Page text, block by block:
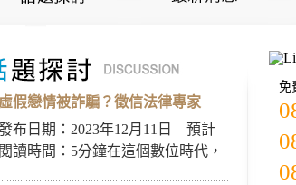
虛假戀情被詐騙？徵信法律專家
布日期：2023年12月11日 預計
閱讀時間：5分鐘在這個數位時代，
免